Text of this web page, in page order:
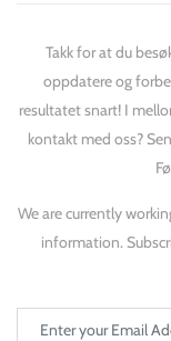
Takk for at du
oppdatere og
resultatet snart! I
kontakt med oss?
We are currently
information.